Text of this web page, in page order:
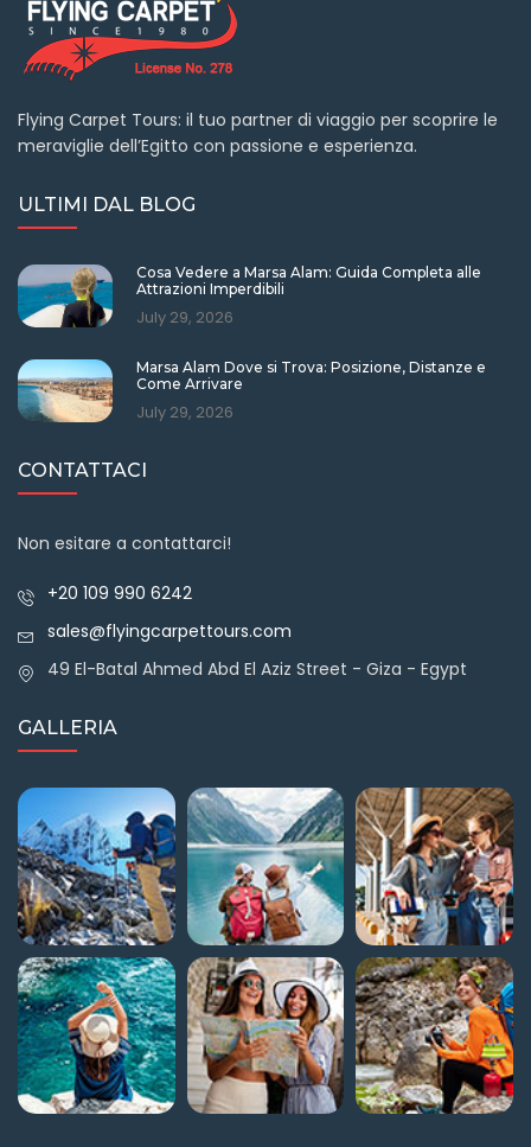
Flying Carpet Tours: il tuo partner di viaggio per scoprire le
meraviglie dell’Egitto con passione e esperienza.
ULTIMI DAL BLOG
Cosa Vedere a Marsa Alam: Guida Completa alle
Attrazioni Imperdibili
July 29, 2026
Marsa Alam Dove si Trova: Posizione, Distanze e
Come Arrivare
July 29, 2026
CONTATTACI
Non esitare a contattarci!
+20 109 990 6242
sales@flyingcarpettours.com
49 El-Batal Ahmed Abd El Aziz Street - Giza - Egypt
GALLERIA